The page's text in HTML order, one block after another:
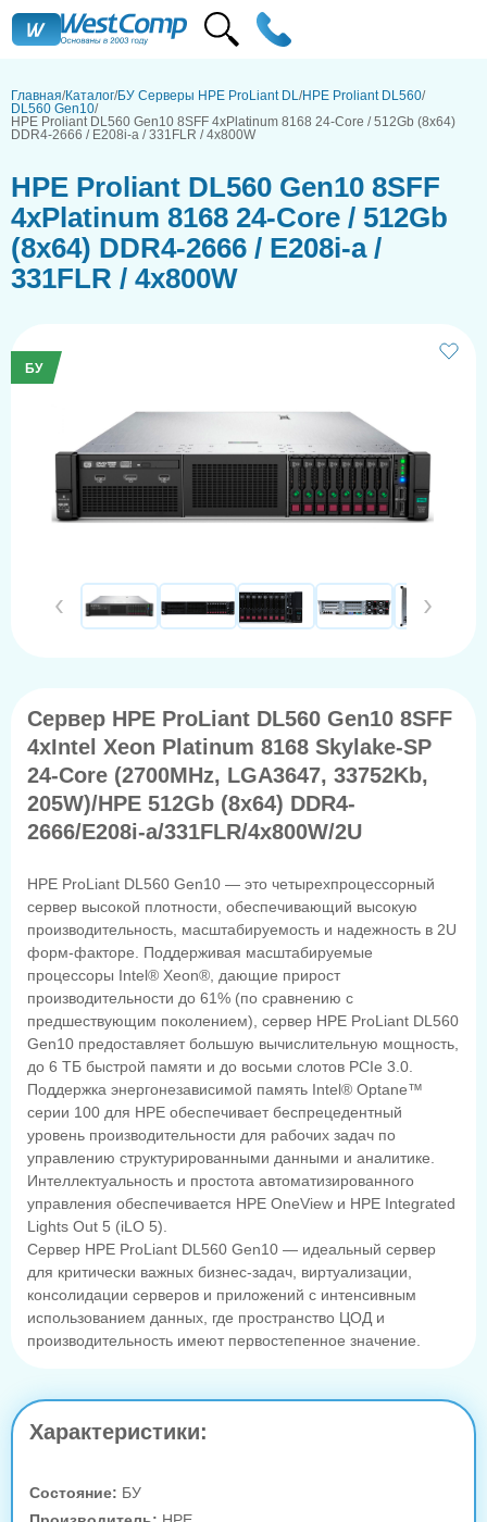
Главная Каталог БУ Серверы HPE ProLiant DL HPE Proliant DL560
DL560 Gen10
HPE Proliant DL560 Gen10 8SFF 4xPlatinum 8168 24-Core / 512Gb (8x64)
DDR4-2666 / E208i-a / 331FLR / 4x800W
HPE Proliant DL560 Gen10 8SFF
4xPlatinum 8168 24-Core / 512Gb
(8x64) DDR4-2666 / E208i-a /
331FLR / 4x800W
БУ
Сервер HPE ProLiant DL560 Gen10 8SFF
4xIntel Xeon Platinum 8168 Skylake-SP
24-Core (2700MHz, LGA3647, 33752Kb,
205W)/HPE 512Gb (8x64) DDR4-
2666/E208i-a/331FLR/4x800W/2U
HPE ProLiant DL560 Gen10 — это четырехпроцессорный
сервер высокой плотности, обеспечивающий высокую
производительность, масштабируемость и надежность в 2U
форм-факторе. Поддерживая масштабируемые
процессоры Intel® Xeon®, дающие прирост
производительности до 61% (по сравнению с
предшествующим поколением), сервер HPE ProLiant DL560
Gen10 предоставляет большую вычислительную мощность,
до 6 ТБ быстрой памяти и до восьми слотов PCIe 3.0.
Поддержка энергонезависимой память Intel® Optane™
серии 100 для HPE обеспечивает беспрецедентный
уровень производительности для рабочих задач по
управлению структурированными данными и аналитике.
Интеллектуальность и простота автоматизированного
управления обеспечивается HPE OneView и HPE Integrated
Lights Out 5 (iLO 5).
Сервер HPE ProLiant DL560 Gen10 — идеальный сервер
для критически важных бизнес-задач, виртуализации,
консолидации серверов и приложений с интенсивным
использованием данных, где пространство ЦОД и
производительность имеют первостепенное значение.
Характеристики:
Состояние: БУ